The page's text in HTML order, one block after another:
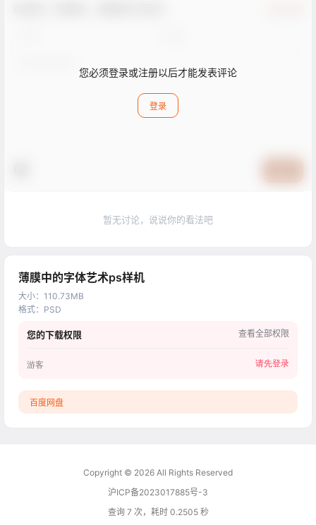
您必须登录或注册以后才能发表评论
登录
暂无讨论，说说你的看法吧
薄膜中的字体艺术ps样机
大小： 110.73MB
格式： PSD
您的下载权限 查看全部权限
游客 请先登录
百度网盘
Copyright © 2026 All Rights Reserved
沪ICP备2023017885号-3
查询 7 次，耗时 0.2505 秒